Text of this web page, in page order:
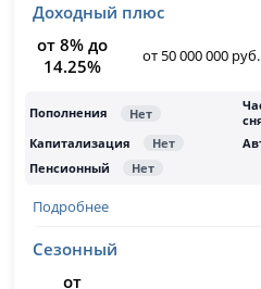
Доходный плюс
от 8% до
14.25%
от 50 000 000 руб.
Подробнее
Сезонный
от